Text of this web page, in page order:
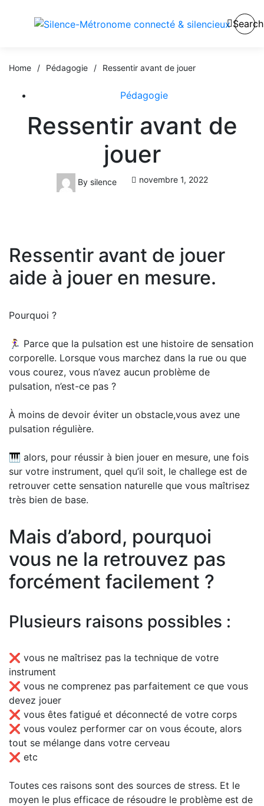
Search
Home / Pédagogie / Ressentir avant de jouer
Pédagogie
Ressentir avant de
jouer
By silence novembre 1, 2022
Ressentir avant de jouer
aide à jouer en mesure.
Pourquoi ?
🏃‍♀️ Parce que la pulsation est une histoire de sensation
corporelle. Lorsque vous marchez dans la rue ou que
vous courez, vous n’avez aucun problème de
pulsation, n’est-ce pas ?
À moins de devoir éviter un obstacle,vous avez une
pulsation régulière.
🎹 alors, pour réussir à bien jouer en mesure, une fois
sur votre instrument, quel qu’il soit, le challege est de
retrouver cette sensation naturelle que vous maîtrisez
très bien de base.
Mais d’abord, pourquoi
vous ne la retrouvez pas
forcément facilement ?
Plusieurs raisons possibles :
❌ vous ne maîtrisez pas la technique de votre
instrument
❌ vous ne comprenez pas parfaitement ce que vous
devez jouer
❌ vous êtes fatigué et déconnecté de votre corps
❌ vous voulez performer car on vous écoute, alors
tout se mélange dans votre cerveau
❌ etc
Toutes ces raisons sont des sources de stress. Et le
moyen le plus efficace de résoudre le problème est de